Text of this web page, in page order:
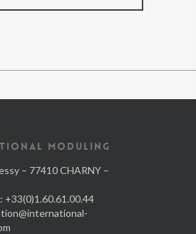
MODULING
– 77410 CHARNY –
+33(0)1.60.61.00.44